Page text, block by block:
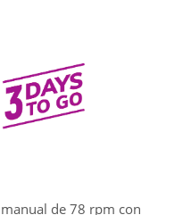
manual de 78 rpm con